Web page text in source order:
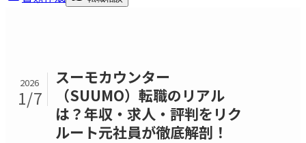
2026
1/7
スーモカウンター
（SUUMO）転職のリアル
は？年収・求人・評判をリク
ルート元社員が徹底解剖！